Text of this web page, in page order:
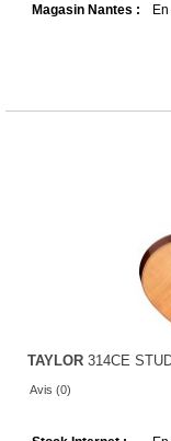
Magasin Nantes :
TAYLOR 314CE
Avis (0)